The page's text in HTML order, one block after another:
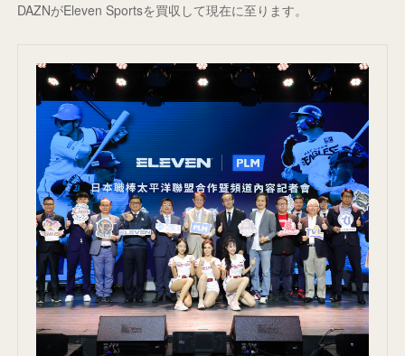
DAZNがEleven Sportsを買収して現在に至ります。